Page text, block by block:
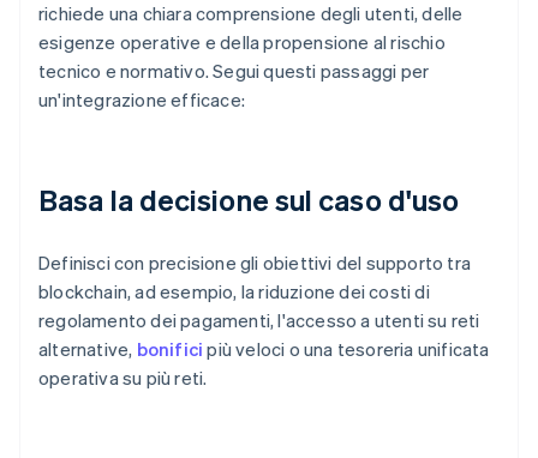
richiede una chiara comprensione degli utenti, delle
esigenze operative e della propensione al rischio
tecnico e normativo. Segui questi passaggi per
un'integrazione efficace:
Basa la decisione sul caso d'uso
Definisci con precisione gli obiettivi del supporto tra
blockchain, ad esempio, la riduzione dei costi di
regolamento dei pagamenti, l'accesso a utenti su reti
alternative, bonifici più veloci o una tesoreria unificata
operativa su più reti.